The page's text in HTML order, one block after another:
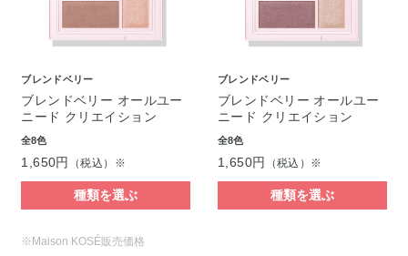
ブレンドベリー
ブレンドベリー オールユー
ニード クリエイション
全8色
1,650円 （税込）※
種類を選ぶ
ブレンドベリー
ブレンドベリー オールユー
ニード クリエイション
全8色
1,650円 （税込）※
種類を選ぶ
※Maison KOSÉ販売価格